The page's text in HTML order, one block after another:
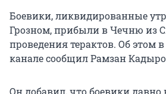
Боевики, ликвидированные
Грозном, прибыли в Чечню из
проведения терактов. Об этом
канале сообщил Рамзан
Он добавил, что боевики давно